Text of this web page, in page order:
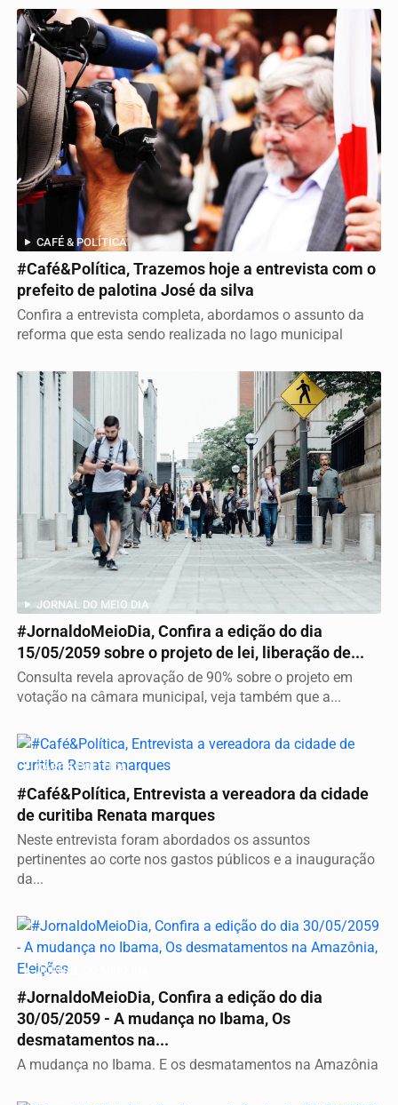
CAFÉ & POLÍTICA
#Café&Política, Trazemos hoje a entrevista com o
prefeito de palotina José da silva
Confira a entrevista completa, abordamos o assunto da
reforma que esta sendo realizada no lago municipal
JORNAL DO MEIO DIA
#JornaldoMeioDia, Confira a edição do dia
15/05/2059 sobre o projeto de lei, liberação de...
Consulta revela aprovação de 90% sobre o projeto em
votação na câmara municipal, veja também que a...
CAFÉ & POLÍTICA
#Café&Política, Entrevista a vereadora da cidade
de curitiba Renata marques
Neste entrevista foram abordados os assuntos
pertinentes ao corte nos gastos públicos e a inauguração
da...
JORNAL DO MEIO DIA
#JornaldoMeioDia, Confira a edição do dia
30/05/2059 - A mudança no Ibama, Os
desmatamentos na...
A mudança no Ibama. E os desmatamentos na Amazônia